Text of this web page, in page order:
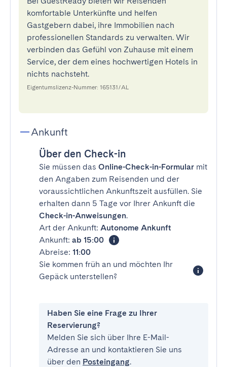
komfortable Unterkünfte und helfen
Gastgebern dabei, ihre Immobilien nach
professionellen Standards zu verwalten. Wir
verbinden das Gefühl von Zuhause mit einem
Service, der dem eines hochwertigen Hotels in
nichts nachsteht.
Eigentumslizenz-Nummer: 165131/AL
Ankunft
Über den Check-in
Sie müssen das Online-Check-in-Formular mit
den Angaben zum Reisenden und der
voraussichtlichen Ankunftszeit ausfüllen. Sie
erhalten dann 5 Tage vor Ihrer Ankunft die
Check-in-Anweisungen.
Art der Ankunft: Autonome Ankunft
Ankunft: ab 15:00
Abreise: 11:00
Sie kommen früh an und möchten Ihr
Gepäck unterstellen?
Haben Sie eine Frage zu Ihrer
Reservierung?
Melden Sie sich über Ihre E-Mail-
Adresse an und kontaktieren Sie uns
über den Posteingang.